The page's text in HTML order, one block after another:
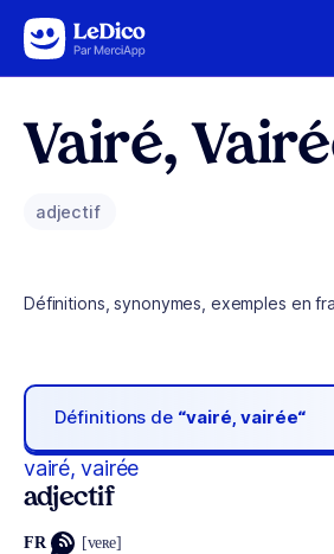
Aller au contenu
Vairé,
adjectif
Définitions, synonymes, exemples en
Définitions de “vairé, vairée“
vairé, vairée
adjectif
FR [veʀe]